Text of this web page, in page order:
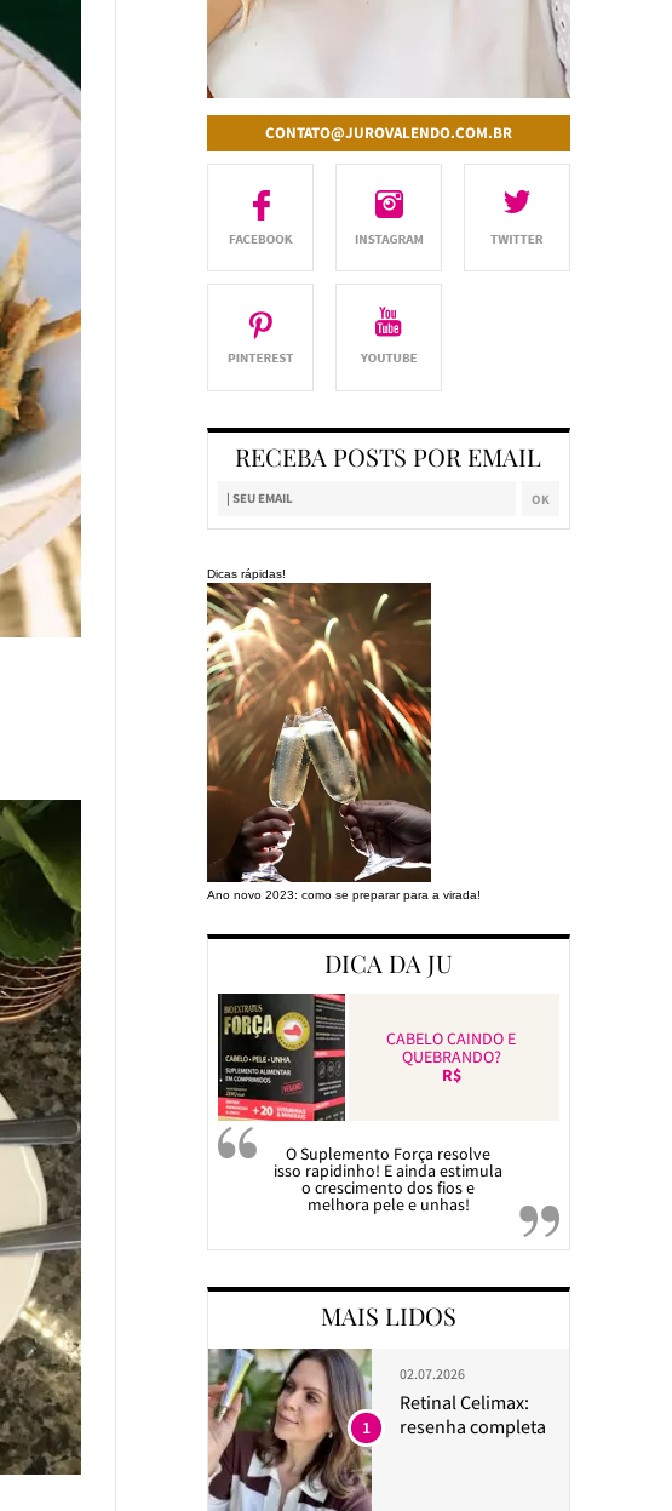
CONTATO@JUROVALENDO.COM.BR
RECEBA POSTS POR EMAIL
Dicas rápidas!
Ano novo 2023: como se preparar para a virada!
DICA DA JU
CABELO CAINDO E
QUEBRANDO?
R$
O Suplemento Força resolve
isso rapidinho! E ainda estimula
o crescimento dos fios e
melhora pele e unhas!
MAIS LIDOS
02.07.2026
Retinal Celimax:
resenha completa
1